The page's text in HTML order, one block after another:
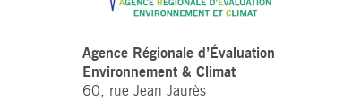
Agence Régionale d’Évaluation
Environnement & Climat
60, rue Jean Jaurès